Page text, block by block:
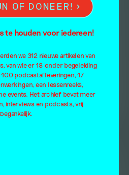
OF DONEER!
te houden voor iedereen!
we 312 nieuwe artikelen van
van wie er 18 onder begeleiding
podcastafleveringen, 17
een lessenreeks,
events. Het archief bevat meer
interviews en podcasts, vrij